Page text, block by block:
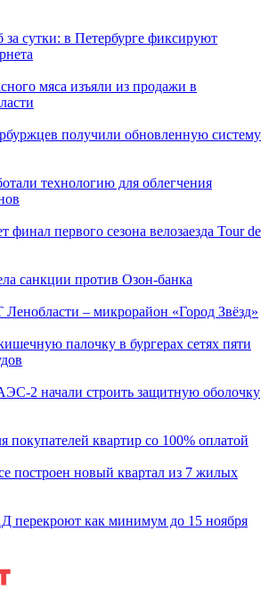
за сутки: в Петербурге фиксируют
мяса изъяли из продажи в
получили обновленную систему
технологию для облегчения
финал первого сезона велозаезда Tour de
санкции против Озон-банка
– микрорайон «Город Звёзд»
палочку в бургерах сетях пяти
2 начали строить защитную оболочку
покупателей квартир со 100% оплатой
построен новый квартал из 7 жилых
перекроют как минимум до 15 ноября